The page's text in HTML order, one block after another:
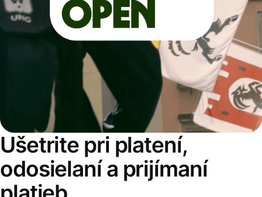
Ušetrite pri platení,
odosielaní a prijímaní